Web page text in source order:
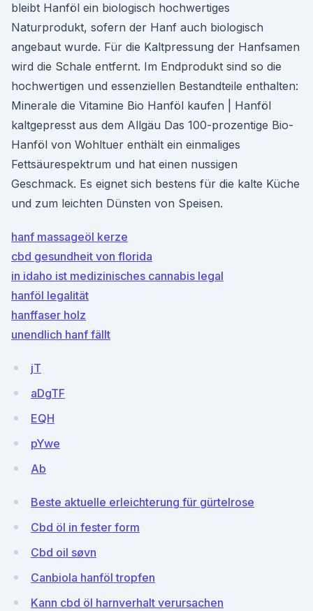
bleibt Hanföl ein biologisch hochwertiges
Naturprodukt, sofern der Hanf auch biologisch
angebaut wurde. Für die Kaltpressung der Hanfsamen
wird die Schale entfernt. Im Endprodukt sind so die
hochwertigen und essenziellen Bestandteile enthalten:
Minerale die Vitamine Bio Hanföl kaufen | Hanföl
kaltgepresst aus dem Allgäu Das 100-prozentige Bio-
Hanföl von Wohltuer enthält ein einmaliges
Fettsäurespektrum und hat einen nussigen
Geschmack. Es eignet sich bestens für die kalte Küche
und zum leichten Dünsten von Speisen.
hanf massageöl kerze
cbd gesundheit von florida
in idaho ist medizinisches cannabis legal
hanföl legalität
hanffaser holz
unendlich hanf fällt
jT
aDgTF
EQH
pYwe
Ab
Beste aktuelle erleichterung für gürtelrose
Cbd öl in fester form
Cbd oil søvn
Canbiola hanföl tropfen
Kann cbd öl harnverhalt verursachen